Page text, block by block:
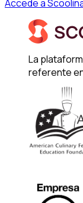
Accede a
La
referente